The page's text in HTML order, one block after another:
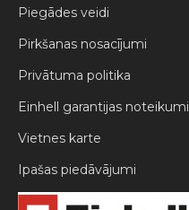
Piegādes veidi
Pirkšanas nosacījumi
Privātuma politika
Einhell garantijas noteikumi
Vietnes karte
Ipašas piedāvājumi